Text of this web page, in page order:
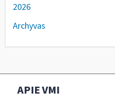
2026
Archyvas
APIE VMI